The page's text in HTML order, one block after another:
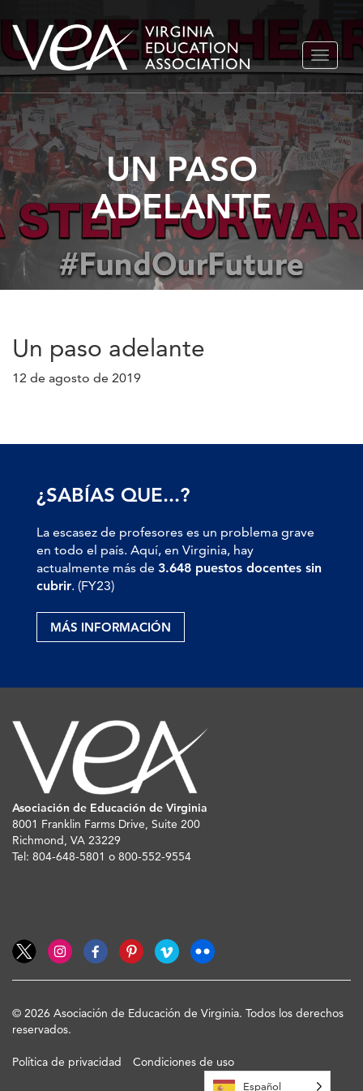
Ir
al
contenido
UN PASO
ADELANTE
Un paso adelante
12 de agosto de 2019
¿SABÍAS QUE...?
La escasez de profesores es un problema grave
en todo el país. Aquí, en Virginia, hay
actualmente más de 3.648 puestos docentes sin
cubrir. (FY23)
MÁS INFORMACIÓN
Asociación de Educación de Virginia
8001 Franklin Farms Drive, Suite 200
Richmond, VA 23229
Tel: 804-648-5801 o 800-552-9554
© 2026 Asociación de Educación de Virginia. Todos los derechos
reservados.
Política de privacidad Condiciones de uso
Español